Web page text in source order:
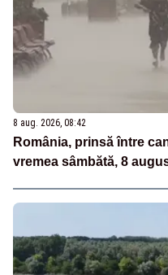
8 aug. 2026, 08:42
România, prinsă între
vremea sâmbătă, 8